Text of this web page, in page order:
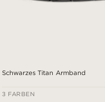
Schwarzes Titan Armband
3 FARBEN